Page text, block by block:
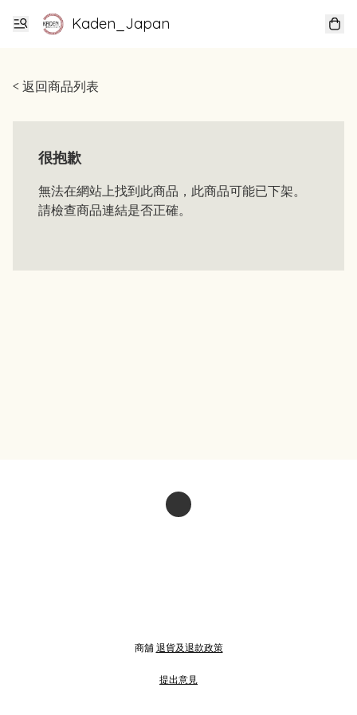
Kaden_Japan
< 返回商品列表
很抱歉
無法在網站上找到此商品，此商品可能已下架。
請檢查商品連結是否正確。
商舖 退貨及退款政策
提出意見